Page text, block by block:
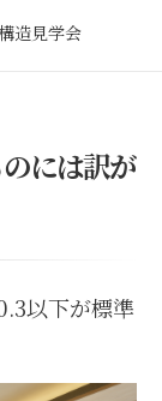
造見学会
静邸】 体感型
には訳が
以下が標準